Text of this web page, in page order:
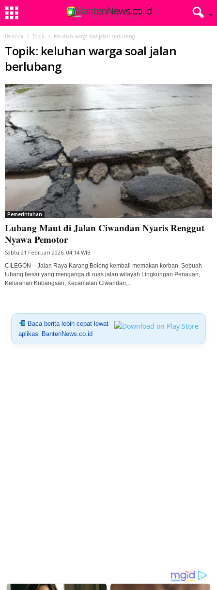
Beranda Topik Keluhan warga soal jalan berlubang
Topik: keluhan warga soal jalan
berlubang
Pemerintahan
Lubang Maut di Jalan Ciwandan Nyaris Renggut
Nyawa Pemotor
Sabtu 21 Februari 2026, 04:14 WIB
CILEGON – Jalan Raya Karang Bolong kembali memakan korban. Sebuah
lubang besar yang menganga di ruas jalan wilayah Lingkungan Penauan,
Kelurahan Kubangsari, Kecamatan Ciwandan,...
Baca berita lebih cepat lewat
aplikasi BantenNews.co.id